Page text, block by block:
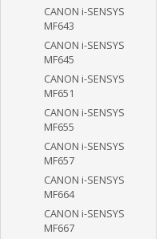
CANON i-SENSYS
MF643
CANON i-SENSYS
MF645
CANON i-SENSYS
MF651
CANON i-SENSYS
MF655
CANON i-SENSYS
MF657
CANON i-SENSYS
MF664
CANON i-SENSYS
MF667